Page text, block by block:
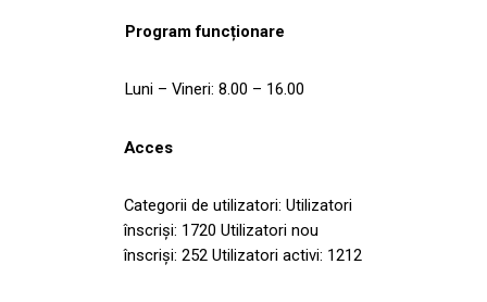
Program funcționare
Luni – Vineri: 8.00 – 16.00
Acces
Categorii de utilizatori: Utilizatori
înscriși: 1720 Utilizatori nou
înscriși: 252 Utilizatori activi: 1212